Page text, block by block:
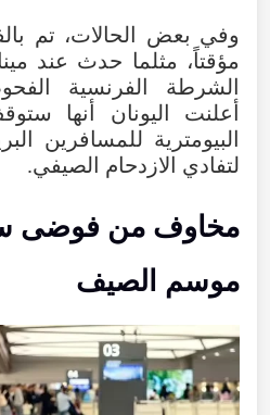
وفي بعض الحالات، تم
مؤقتاً، مثلما حدث عند
الشرطة
الفرنسية
أعلنت
اليونان أنها
البيومترية للمسافرين
لتفادي الازدحام الصيفي.
مخاوف من فوضى
موسم الصيف